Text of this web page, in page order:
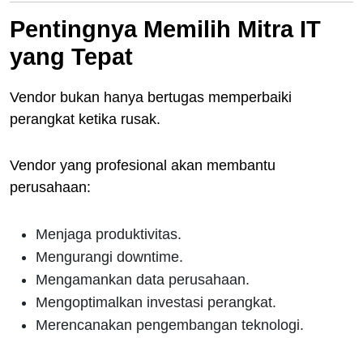
Pentingnya Memilih Mitra IT
yang Tepat
Vendor bukan hanya bertugas memperbaiki
perangkat ketika rusak.
Vendor yang profesional akan membantu
perusahaan:
Menjaga produktivitas.
Mengurangi downtime.
Mengamankan data perusahaan.
Mengoptimalkan investasi perangkat.
Merencanakan pengembangan teknologi.